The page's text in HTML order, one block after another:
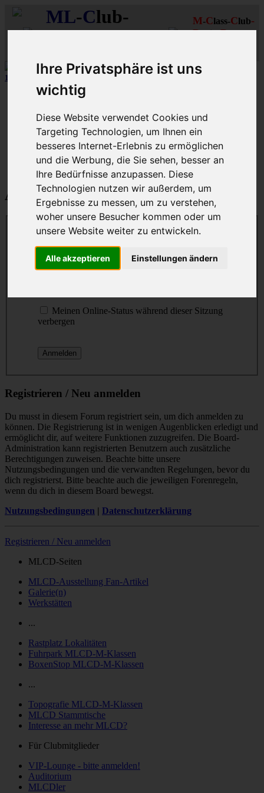
Ihre Privatsphäre ist uns
wichtig
Diese Website verwendet Cookies und
Targeting Technologien, um Ihnen ein
besseres Internet-Erlebnis zu ermöglichen
und die Werbung, die Sie sehen, besser an
Ihre Bedürfnisse anzupassen. Diese
Technologien nutzen wir außerdem, um
Ergebnisse zu messen, um zu verstehen,
woher unsere Besucher kommen oder um
unsere Website weiter zu entwickeln.
Alle akzeptieren Einstellungen ändern
ML-Club-
M-Class-Club-
Rhein-Ruhr
12 aus mehr als 170 Schwarzfahrer
Schnellzugriff
Ungelesene
MLCD-Ausstellung
Forennutzer
FAQ
MLCD-Seiten MLCD-Foren-Übersicht
Anmelden
Benutzername:
Passwort:
Meinen Online-Status während dieser Sitzung
verbergen
Registrieren / Neu anmelden
Du musst in diesem Forum registriert sein, um dich anmelden zu
können. Die Registrierung ist in wenigen Augenblicken erledigt und
ermöglicht dir, auf weitere Funktionen zuzugreifen. Die Board-
Administration kann registrierten Benutzern auch zusätzliche
Berechtigungen zuweisen. Beachte bitte unsere
Nutzungsbedingungen und die verwandten Regelungen, bevor du
dich registrierst. Bitte beachte auch die jeweiligen Forenregeln,
wenn du dich in diesem Board bewegst.
Nutzungsbedingungen | Datenschutzerklärung
Registrieren / Neu anmelden
MLCD-Seiten
MLCD-Ausstellung Fan-Artikel
Galerie(n)
Werkstätten
...
Rastplatz Lokalitäten
Fuhrpark MLCD-M-Klassen
BoxenStop MLCD-M-Klassen
...
Topografie MLCD-M-Klassen
MLCD Stammtische
Interesse an mehr MLCD?
Für Clubmitglieder
VIP-Lounge - bitte anmelden!
Auditorium
MLCDler